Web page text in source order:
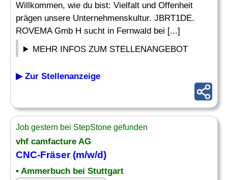
Willkommen, wie du bist: Vielfalt und Offenheit
prägen unsere Unternehmenskultur. JBRT1DE.
ROVEMA Gmb H sucht in Fernwald bei [...]
MEHR INFOS ZUM STELLENANGEBOT
▶ Zur Stellenanzeige
Job gestern bei StepStone gefunden
vhf camfacture AG
CNC-Fräser(m/w/d)
• Ammerbuch bei Stuttgart